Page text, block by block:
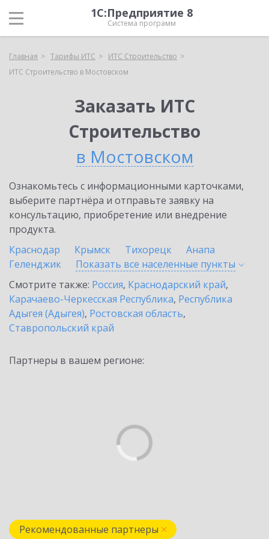
1С:Предприятие 8
Система программ
Главная Тарифы ИТС
ИТС Строительство
ИТС Строительство в Мостовском
Заказать ИТС
Строительство
в Мостовском
Ознакомьтесь с информационными карточками,
выберите партнёра и отправьте заявку на
консультацию, приобретение или внедрение
продукта.
Краснодар
Крымск Тихорецк
Анапа
Геленджик
Показать все населенные пункты
Смотрите также: Россия, Краснодарский край,
Карачаево-Черкесская Республика, Республика
Адыгея (Адыгея), Ростовская область,
Ставропольский край
Партнеры в вашем регионе:
Рекомендованные партнеры